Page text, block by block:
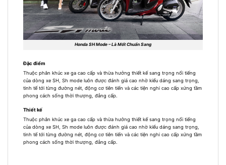
Honda SH Mode – Là Mốt Chuẩn Sang
Đặc điểm
Thuộc phân khúc xe ga cao cấp và thừa hưởng thiết kế sang trọng nổi tiếng
của dòng xe SH, Sh mode luôn được đánh giá cao nhờ kiểu dáng sang trọng,
tinh tế tới từng đường nét, động cơ tiên tiến và các tiện nghi cao cấp xứng tầm
phong cách sống thời thượng, đẳng cấp.
Thiết kế
Thuộc phân khúc xe ga cao cấp và thừa hưởng thiết kế sang trọng nổi tiếng
của dòng xe SH, Sh mode luôn được đánh giá cao nhờ kiểu dáng sang trọng,
tinh tế tới từng đường nét, động cơ tiên tiến và các tiện nghi cao cấp xứng tầm
phong cách sống thời thượng, đẳng cấp.